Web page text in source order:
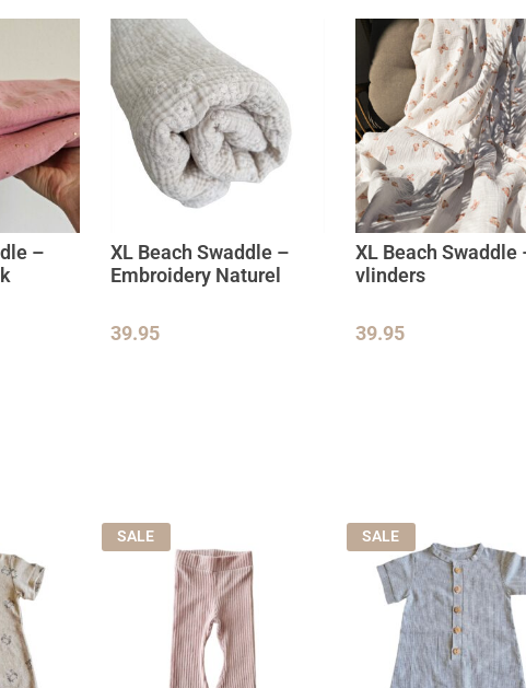
–
XL Beach Swaddle –
Embroidery Naturel
39.95
XL Beach Swaddle
vlinders
39.95
SALE SALE